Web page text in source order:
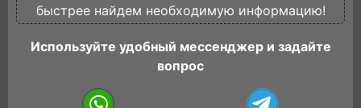
быстрее найдем необходимую информацию!
Используйте удобный мессенджер и задайте
вопрос